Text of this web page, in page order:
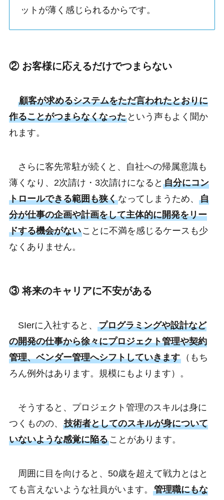
ットが薄く感じられるからです。
② お客様に応えるだけでつまらない
顧客が求めるシステムをただ言われたとおりに
作ることがつまらなくなったという声もよく聞か
れます。
さらに客先常駐が続くと、自社への帰属意識も
薄くなり、2次請け・3次請けになると 自分にコン
トロールできる範囲も狭くなってしまうため、 自
分が仕事の企画や計画をして主体的に開発をリー
ドする機会がないことに不満を感じるケースも少
なくありません。
③ 将来のキャリアに不安がある
SIerに入社すると、 プログラミングや設計など
の開発の仕事から徐々にプロジェクト管理や契約
管理、ベンダー管理へシフトしていきます（もち
ろん例外はあります。規模にもよります）。
そうすると、プロジェクト管理のスキルは身に
つくものの、 技術者としてのスキルが身について
いないような感覚に陥ることがあります。
周囲に目を向けると、50歳を超えて戦力とはと
ても言えないような社員がいます。 管理職にもな